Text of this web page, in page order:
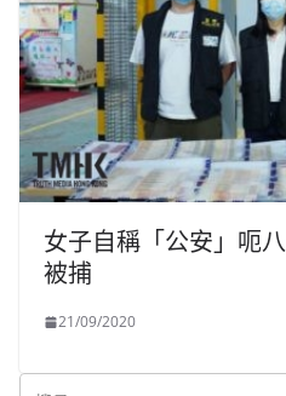
女子自稱「公安」呃
被捕
21/09/2020